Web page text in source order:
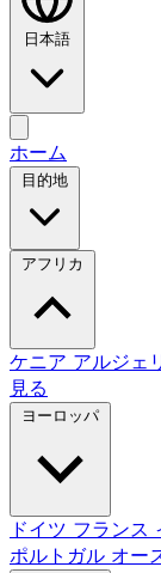
日本語
ホーム
目的地
アフリカ
ケニア アルジェ
見る
ヨーロッパ
ドイツ フランス
ポルトガル オー